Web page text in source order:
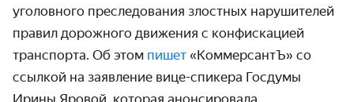
уголовного преследования злостных нарушителей
правил дорожного движения с конфискацией
транспорта. Об этом пишет «КоммерсантЪ» со
ссылкой на заявление вице-спикера Госдумы
Ирины Яровой, которая анонсировала